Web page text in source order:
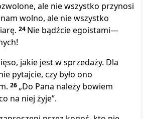
ale nie wszystko przynosi
wolno, ale nie wszystko
24 Nie bądźcie egoistami—
jakie jest w sprzedaży. Dla
pytajcie, czy było ono
26 „Do Pana należy bowiem
na niej żyje”.